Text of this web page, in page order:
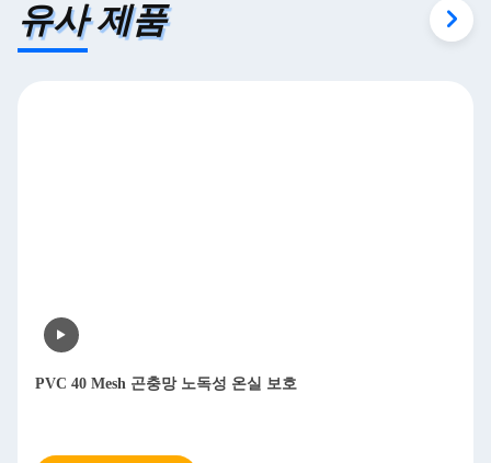
유사 제품
PVC 40 Mesh 곤충망 노독성 온실 보호